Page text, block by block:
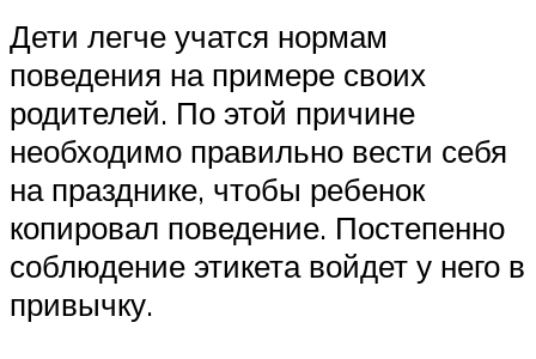
Дети легче учатся нормам
поведения на примере своих
родителей. По этой причине
необходимо правильно вести себя
на празднике, чтобы ребенок
копировал поведение. Постепенно
соблюдение этикета войдет у него в
привычку.